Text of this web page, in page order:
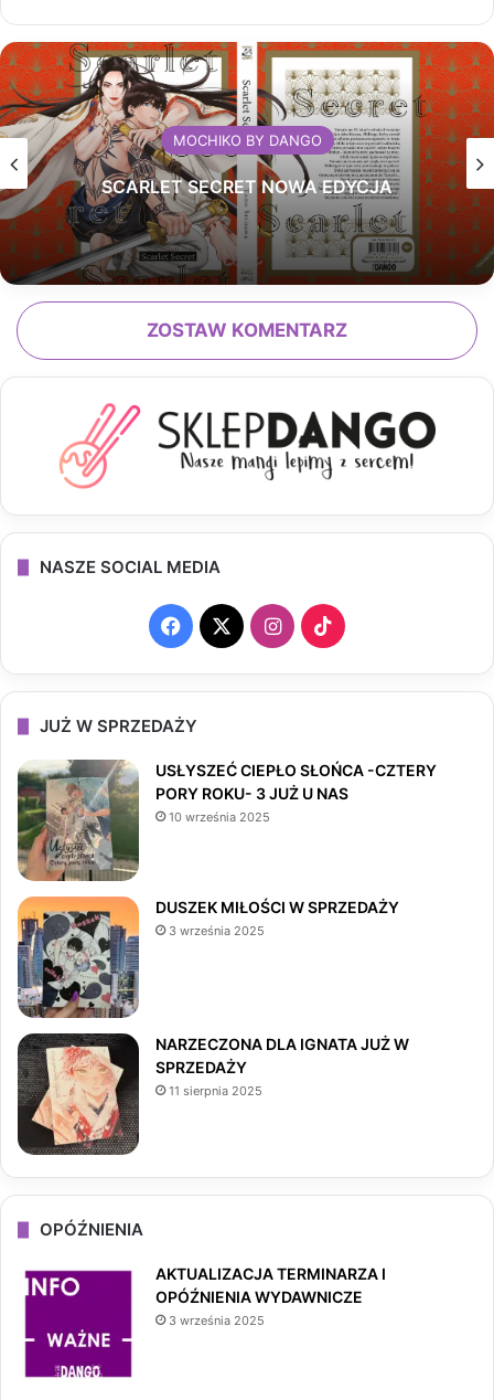
MOCHIKO BY DANGO
SCARLET SECRET NOWA EDYCJA
ZOSTAW KOMENTARZ
NASZE SOCIAL MEDIA
F
a
c
e
b
k
X
I
n
a
T
i
T
o
JUŻ W SPRZEDAŻY
USŁYSZEĆ CIEPŁO SŁOŃCA -CZTERY
PORY ROKU- 3 JUŻ U NAS
10 września 2025
DUSZEK MIŁOŚCI W SPRZEDAŻY
3 września 2025
NARZECZONA DLA IGNATA JUŻ W
SPRZEDAŻY
11 sierpnia 2025
OPÓŹNIENIA
AKTUALIZACJA TERMINARZA I
OPÓŹNIENIA WYDAWNICZE
3 września 2025